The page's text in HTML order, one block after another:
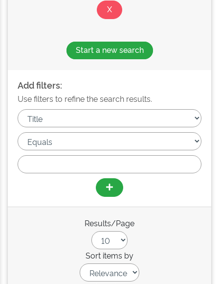
Start a new search
Add filters:
Use filters to refine the search results.
Results/Page
Sort items by